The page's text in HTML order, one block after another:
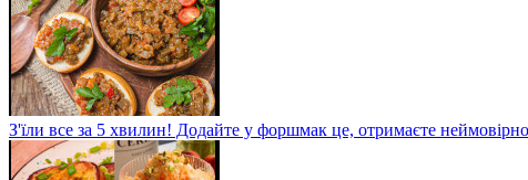
З'їли все за 5 хвилин! Додайте у форшмак це, отримаєте